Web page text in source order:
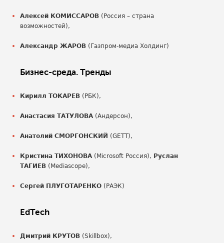
Алексей КОМИССАРОВ (Россия – страна
возможностей),
Александр ЖАРОВ (Газпром-медиа Холдинг)
Бизнес-среда. Тренды
Кирилл ТОКАРЕВ (РБК),
Анастасия ТАТУЛОВА (Андерсон),
Анатолий СМОРГОНСКИЙ (GETT),
Кристина ТИХОНОВА (Microsoft Россия), Руслан
ТАГИЕВ (Mediascope),
Сергей ПЛУГОТАРЕНКО (РАЭК)
EdTech
Дмитрий КРУТОВ (Skillbox),